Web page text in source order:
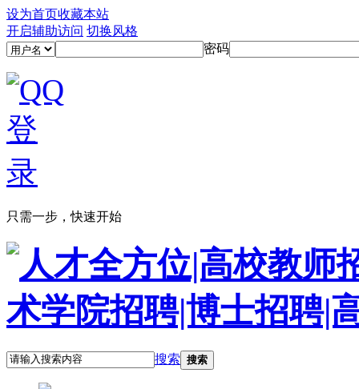
设为首页收藏本站
开启辅助访问 切换风格
密码
只需一步，快速开始
搜索 搜索